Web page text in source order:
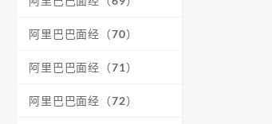
阿里巴巴面经（70）
阿里巴巴面经（71）
阿里巴巴面经（72）